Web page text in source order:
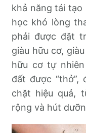
khả năng tái tạo
học khó lòng
phải được đặt
giàu hữu cơ,
hữu cơ tự
đất được
chặt hiệu quả,
rộng và hút